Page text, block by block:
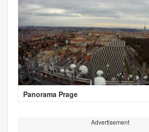
Panorama Prage
Advertisement